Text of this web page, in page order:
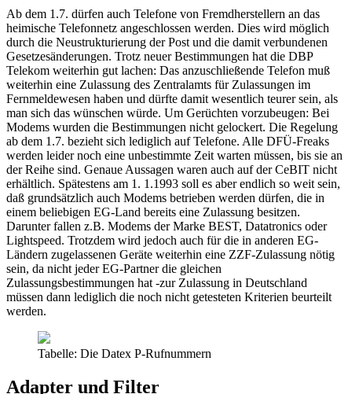
Ab dem 1.7. dürfen auch Telefone von Fremdherstellern an das
heimische Telefonnetz angeschlossen werden. Dies wird möglich
durch die Neustrukturierung der Post und die damit verbundenen
Gesetzesänderungen. Trotz neuer Bestimmungen hat die DBP
Telekom weiterhin gut lachen: Das anzuschließende Telefon muß
weiterhin eine Zulassung des Zentralamts für Zulassungen im
Fernmeldewesen haben und dürfte damit wesentlich teurer sein, als
man sich das wünschen würde. Um Gerüchten vorzubeugen: Bei
Modems wurden die Bestimmungen nicht gelockert. Die Regelung
ab dem 1.7. bezieht sich lediglich auf Telefone. Alle DFÜ-Freaks
werden leider noch eine unbestimmte Zeit warten müssen, bis sie an
der Reihe sind. Genaue Aussagen waren auch auf der CeBIT nicht
erhältlich. Spätestens am 1. 1.1993 soll es aber endlich so weit sein,
daß grundsätzlich auch Modems betrieben werden dürfen, die in
einem beliebigen EG-Land bereits eine Zulassung besitzen.
Darunter fallen z.B. Modems der Marke BEST, Datatronics oder
Lightspeed. Trotzdem wird jedoch auch für die in anderen EG-
Ländern zugelassenen Geräte weiterhin eine ZZF-Zulassung nötig
sein, da nicht jeder EG-Partner die gleichen
Zulassungsbestimmungen hat -zur Zulassung in Deutschland
müssen dann lediglich die noch nicht getesteten Kriterien beurteilt
werden.
Tabelle: Die Datex P-Rufnummern
Adapter und Filter